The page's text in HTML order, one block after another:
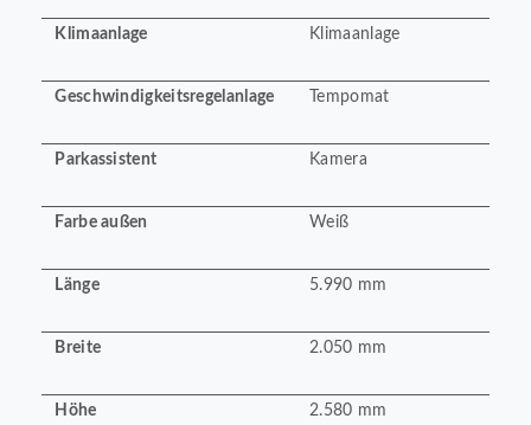
Klimaanlage Klimaanlage
Geschwindigkeitsregelanlage Tempomat
Parkassistent Kamera
Farbe außen Weiß
Länge 5.990 mm
Breite 2.050 mm
Höhe 2.580 mm